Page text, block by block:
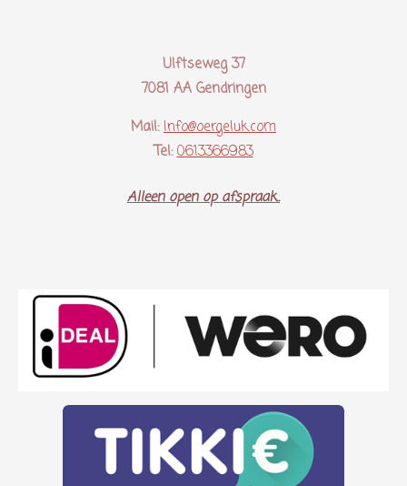
Ulftseweg 37
7081 AA Gendringen
Mail: Info@oergeluk.com
Tel: 0613366983
Alleen open op afspraak..